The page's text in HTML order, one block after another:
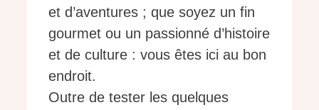
et d’aventures ; que soyez un fin
gourmet ou un passionné d’histoire
et de culture : vous êtes ici au bon
endroit.
Outre de tester les quelques